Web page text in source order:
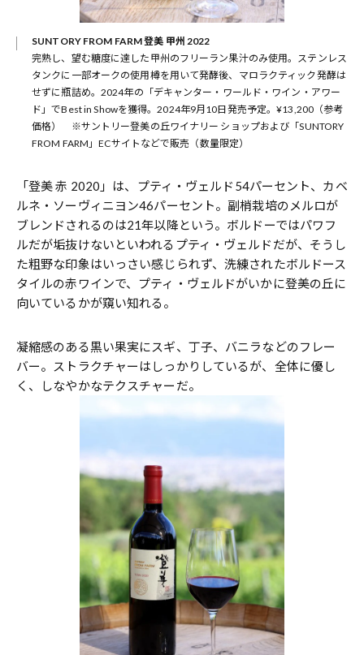
SUNTORY FROM FARM登美 甲州 2022
完熟し、望む糖度に達した甲州のフリーラン果汁のみ使用。ステンレス
タンクに一部オークの使用樽を用いて発酵後、マロラクティック発酵は
せずに瓶詰め。2024年の「デキャンター・ワールド・ワイン・アワー
ド」でBest in Showを獲得。2024年9月10日発売予定。¥13,200（参考
価格） ※サントリー登美の丘ワイナリー ショップおよび「SUNTORY
FROM FARM」ECサイトなどで販売（数量限定）
「登美 赤 2020」は、プティ・ヴェルド54パーセント、カベ
ルネ・ソーヴィニヨン46パーセント。副梢栽培のメルロが
ブレンドされるのは21年以降という。ボルドーではパワフ
ルだが垢抜けないといわれるプティ・ヴェルドだが、そうし
た粗野な印象はいっさい感じられず、洗練されたボルドース
タイルの赤ワインで、プティ・ヴェルドがいかに登美の丘に
向いているかが窺い知れる。
凝縮感のある黒い果実にスギ、丁子、バニラなどのフレー
バー。ストラクチャーはしっかりしているが、全体に優し
く、しなやかなテクスチャーだ。